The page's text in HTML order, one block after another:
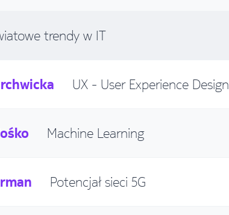
trendy w IT
UX - User Experience Design
Machine Learning
Potencjał sieci 5G